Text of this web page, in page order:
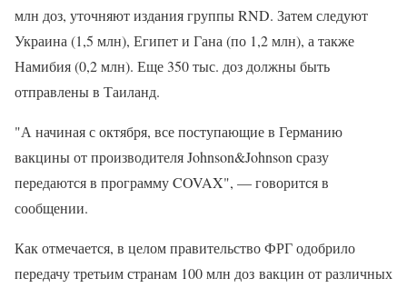
млн доз, уточняют издания группы RND. Затем следуют
Украина (1,5 млн), Египет и Гана (по 1,2 млн), а также
Намибия (0,2 млн). Еще 350 тыс. доз должны быть
отправлены в Таиланд.
"А начиная с октября, все поступающие в Германию
вакцины от производителя Johnson&Johnson сразу
передаются в программу COVAX", — говорится в
сообщении.
Как отмечается, в целом правительство ФРГ одобрило
передачу третьим странам 100 млн доз вакцин от различных